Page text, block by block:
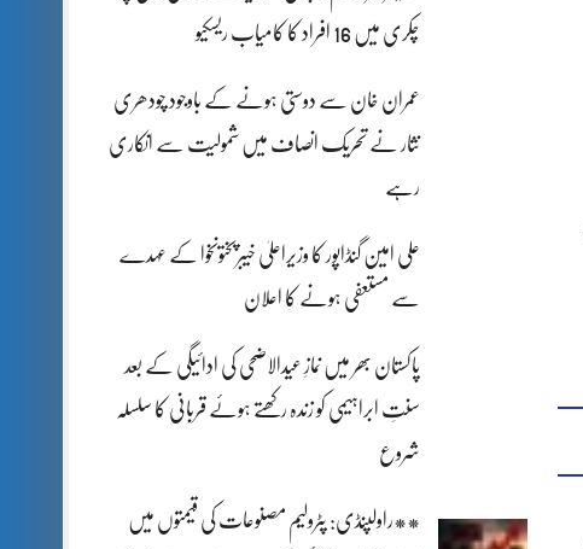
چکری میں 16 افراد کا کامیاب ریسکیو
عمران خان سے دوستی ہونے کے باوجود چودھری
نثار نے تحریک انصاف میں شمولیت سے انکاری
رہے
علی امین گنڈاپور کا وزیراعلیٰ خیبرپختونخوا کے عہدے
سے مستعفی ہونے کا اعلان
پاکستان بھر میں نمازِ عیدالاضحی کی ادائیگی کے بعد
سنتِ ابراہیمی کو زندہ رکھتے ہوئے قربانی کا سلسلہ
شروع
**راولپنڈی: پٹرولیم مصنوعات کی قیمتوں میں